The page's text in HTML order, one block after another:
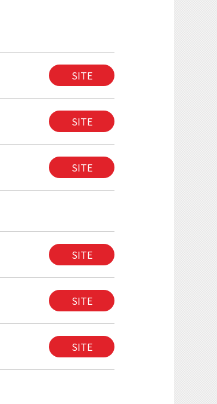
SITE
SITE
SITE
SITE
SITE
SITE